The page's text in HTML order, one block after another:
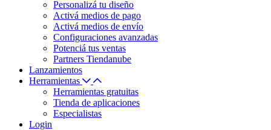
Personalizá tu diseño
Activá medios de pago
Activá medios de envío
Configuraciones avanzadas
Potenciá tus ventas
Partners Tiendanube
Lanzamientos
Herramientas
Herramientas gratuitas
Tienda de aplicaciones
Especialistas
Login